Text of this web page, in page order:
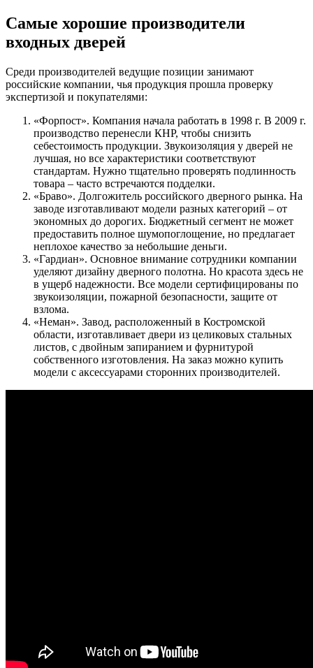
Самые хорошие производители
входных дверей
Среди производителей ведущие позиции занимают
российские компании, чья продукция прошла проверку
экспертизой и покупателями:
«Форпост». Компания начала работать в 1998 г. В 2009 г.
производство перенесли КНР, чтобы снизить
себестоимость продукции. Звукоизоляция у дверей не
лучшая, но все характеристики соответствуют
стандартам. Нужно тщательно проверять подлинность
товара – часто встречаются подделки.
«Браво». Долгожитель российского дверного рынка. На
заводе изготавливают модели разных категорий – от
экономных до дорогих. Бюджетный сегмент не может
предоставить полное шумопоглощение, но предлагает
неплохое качество за небольшие деньги.
«Гардиан». Основное внимание сотрудники компании
уделяют дизайну дверного полотна. Но красота здесь не
в ущерб надежности. Все модели сертифицированы по
звукоизоляции, пожарной безопасности, защите от
взлома.
«Неман». Завод, расположенный в Костромской
области, изготавливает двери из целиковых стальных
листов, с двойным запиранием и фурнитурой
собственного изготовления. На заказ можно купить
модели с аксессуарами сторонних производителей.